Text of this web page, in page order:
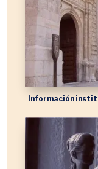
Información